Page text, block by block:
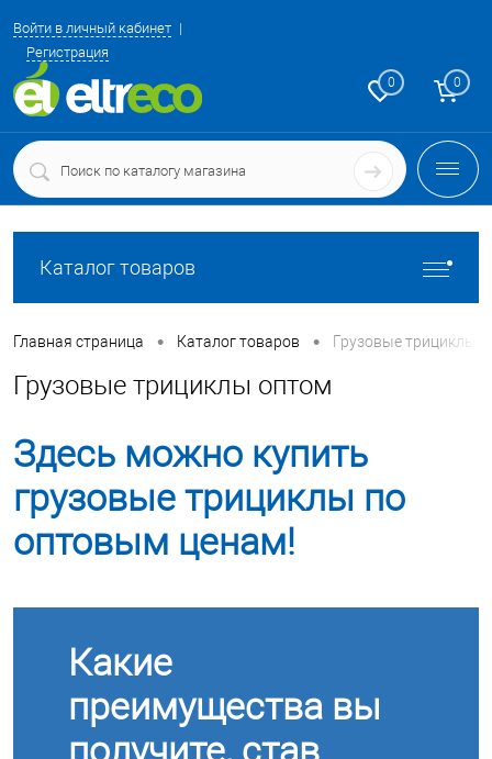
Войти в личный кабинет
Регистрация
0 0
Каталог товаров
Главная страница • Каталог товаров • Грузовые трициклы
Грузовые трициклы оптом
Здесь можно купить
грузовые трициклы по
оптовым ценам!
Какие
преимущества вы
получите, став